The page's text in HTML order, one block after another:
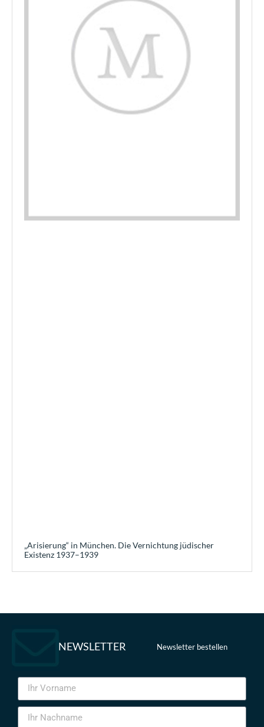
„Arisierung“ in München. Die Vernichtung jüdischer
Existenz 1937–1939
NEWSLETTER Newsletter bestellen